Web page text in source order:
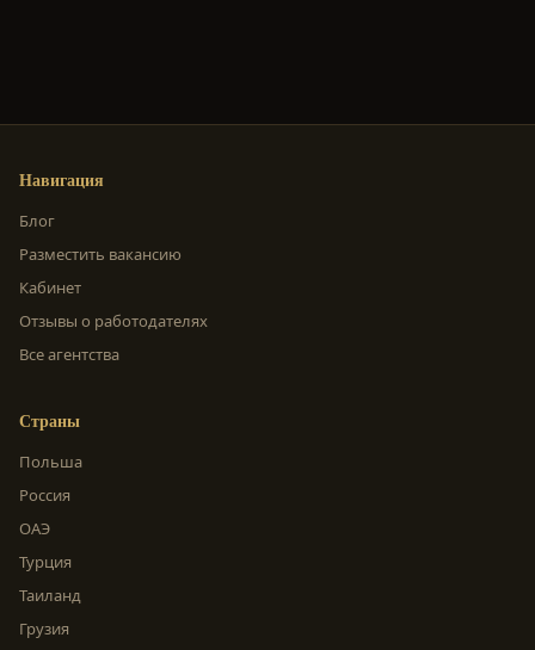
Навигация
Блог
Разместить вакансию
Кабинет
Отзывы о работодателях
Все агентства
Страны
Польша
Россия
ОАЭ
Турция
Таиланд
Грузия